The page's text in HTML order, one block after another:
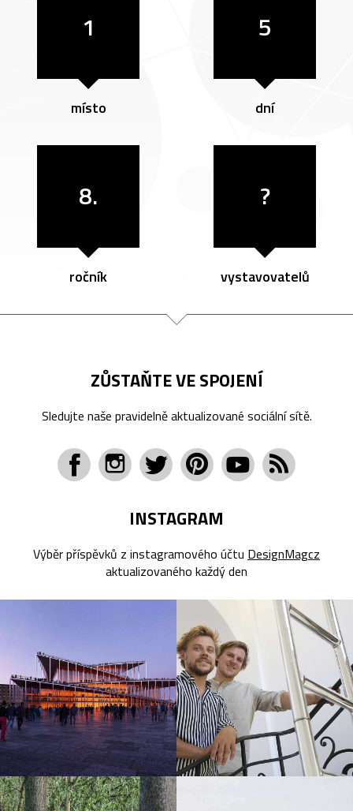
1
místo
5
dní
8.
ročník
?
vystavovatelů
ZŮSTAŇTE VE SPOJENÍ
Sledujte naše pravidelně aktualizované sociální sítě.
INSTAGRAM
Výběr příspěvků z instagramového účtu DesignMagcz
aktualizovaného každý den